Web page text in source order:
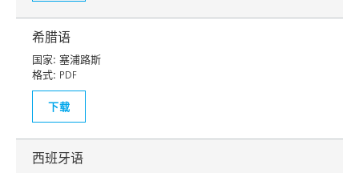
希腊语
国家: 塞浦路斯
格式: PDF
下载
西班牙语